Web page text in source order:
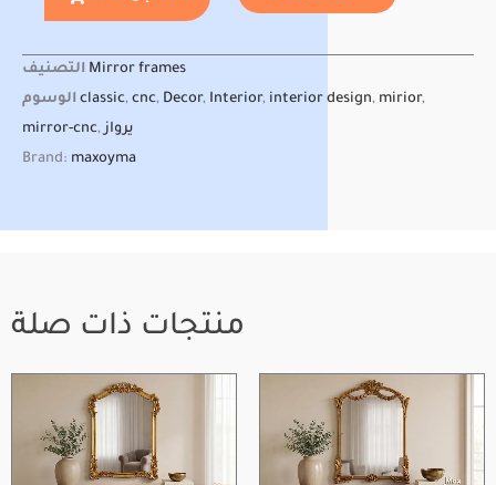
$25.00. $12.50.
التصنيف Mirror frames
الوسوم classic, cnc, Decor, Interior, interior design, mirior,
mirror-cnc,يرواز
Brand: maxoyma
منتجات ذات صلة